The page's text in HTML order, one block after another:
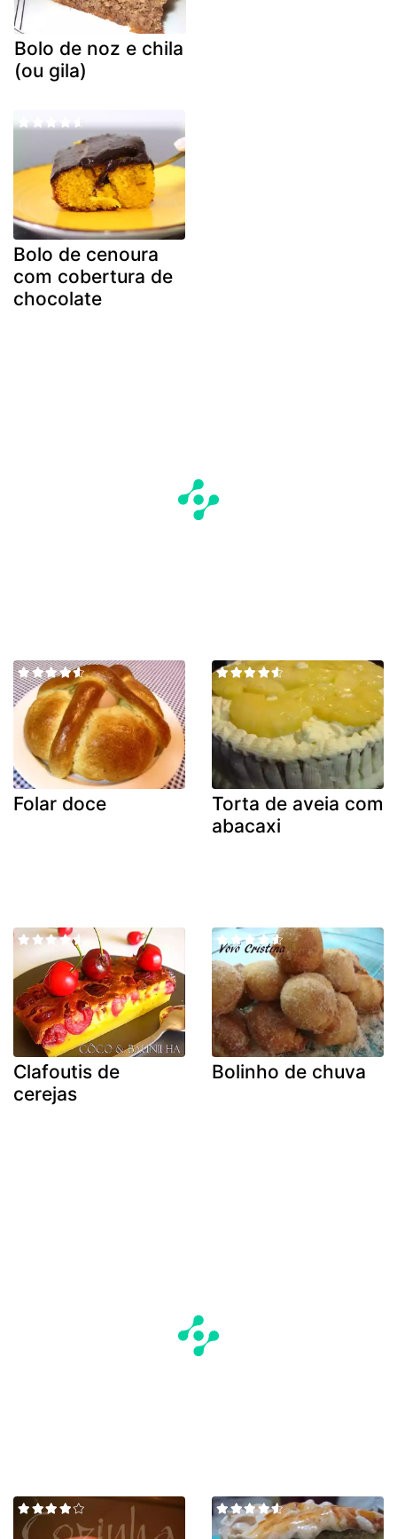
Bolo de noz e chila
(ou gila)
Bolo de cenoura
com cobertura de
chocolate
Folar doce
Torta de aveia com
abacaxi
Clafoutis de
cerejas
Bolinho de chuva